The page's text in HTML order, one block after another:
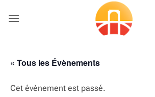
« Tous les Évènements
Cet évènement est passé.